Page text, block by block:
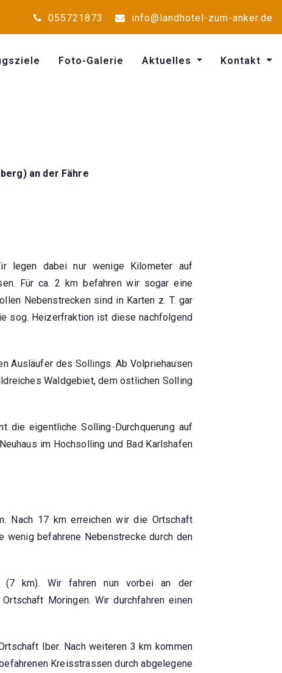
055721873 info@landhotel-zum-anker.de
Foto-Galerie Aktuelles Kontakt
an der Fähre
legen dabei nur wenige Kilometer auf
Für ca. 2 km befahren wir sogar eine
Nebenstrecken sind in Karten z. T. gar
sog. Heizerfraktion ist diese nachfolgend
Ausläufer des Sollings. Ab Volpriehausen
Waldgebiet, dem östlichen Solling
die eigentliche Solling-Durchquerung auf
im Hochsolling und Bad Karlshafen
Nach 17 km erreichen wir die Ortschaft
wenig befahrene Nebenstrecke durch den
(7 km). Wir fahren nun vorbei an der
Moringen. Wir durchfahren einen
Iber. Nach weiteren 3 km kommen
Kreisstrassen durch abgelegene